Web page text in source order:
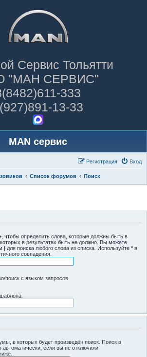
Сервис Тольятти
"МАН СЕРВИС"
333
13-33
MAN сервис
Вход
Регистрация
Список форумов Поиск
, чтобы определить слова, которые должны быть в
в результатах быть не должно. Вы можете
| для поиска любого слова из списка. Используйте * в
совпадения.
поиск с языком запросов
в которых будет произведён поиск. Поиск в
если вы не отключили